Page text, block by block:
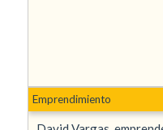
Emprendimiento